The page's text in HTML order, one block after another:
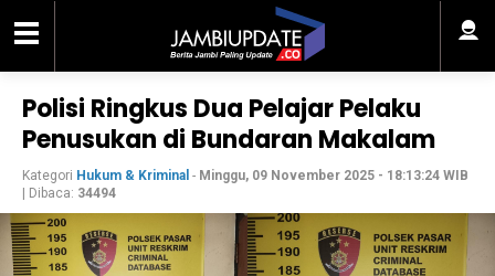
Polisi Ringkus Dua Pelajar Pelaku
Penusukan di Bundaran Makalam
Kategori Hukum & Kriminal - Minggu, 09 November 2025 - 18:13:24 WIB
| Dibaca: 34494